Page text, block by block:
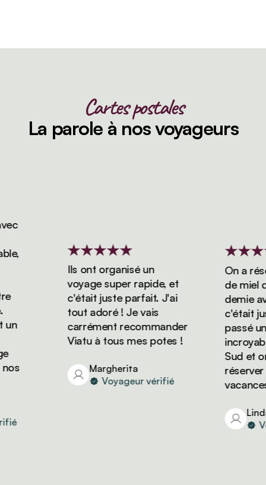
Cartes postales
La parole à nos voyageurs
Ils ont organisé un
voyage super rapide, et
c'était juste parfait. J'ai
tout adoré ! Je vais
carrément recommander
Viatu à tous mes potes !
Margherita
Voyageur vérifié
On a
de miel
demie
c'était
passé un
Sud et on
réserver
vacances
Linda